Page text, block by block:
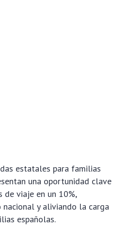
estatales para familias
una oportunidad clave
de viaje en un 10%,
y aliviando la carga
españolas.